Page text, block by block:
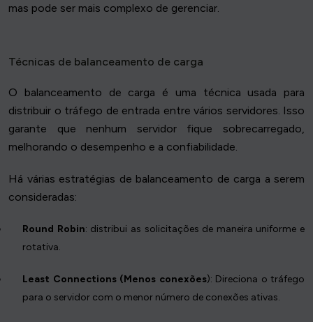
mas pode ser mais complexo de gerenciar.
Técnicas de balanceamento de carga
O balanceamento de carga é uma técnica usada para
distribuir o tráfego de entrada entre vários servidores. Isso
garante que nenhum servidor fique sobrecarregado,
melhorando o desempenho e a confiabilidade.
Há várias estratégias de balanceamento de carga a serem
consideradas:
Round Robin: distribui as solicitações de maneira uniforme e
rotativa.
Least Connections (Menos conexões): Direciona o tráfego
para o servidor com o menor número de conexões ativas.